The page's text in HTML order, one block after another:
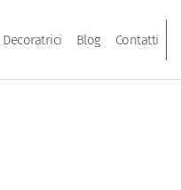
Decoratrici Blog Contatti